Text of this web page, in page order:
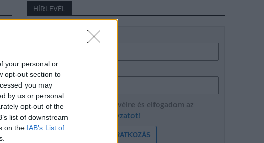
your personal or
opt-out section to
you may
by us or personal
opt-out of the
list of downstream
on the IAB’s List of
HÍRLEVÉL
E-mail cím
Feliratkozom a hírlevélre és elfogadom az
adatvédelmi szabályzatot!
FELIRATKOZÁS